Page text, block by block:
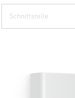
Schnittstelle